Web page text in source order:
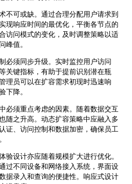
不可或缺。通过合理分配用户请求到
现响应时间的最优化，平衡各节点的
访问模式的变化，及时调整策略以适
峰值。
必须同步升级。实时监控用户访问
关键指标，有助于提前识别潜在瓶
理员可以在扩容需求初现时迅速响
下降。
必须重点考虑的因素。随着数据交互
随之升高。动态扩容策略中应融入多
证、访问控制和数据加密，确保员工
验设计亦应随着规模扩大进行优化。
过不同设备和网络接入系统，界面设
据录入和查询的便捷性。响应式设计